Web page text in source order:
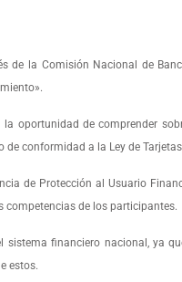
de la Comisión Nacional de
oportunidad de comprender
conformidad a la Ley de
de Protección al Usuario
competencias de los participantes.
financiero nacional, ya
estos.